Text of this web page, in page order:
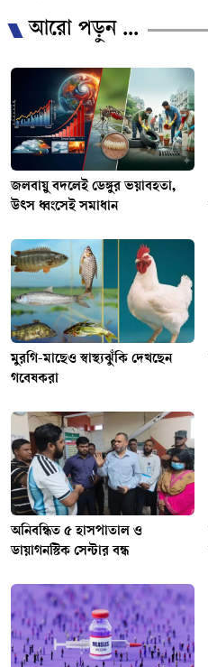
আরো পড়ুন ...
জলবায়ু বদলেই ডেঙ্গুর ভয়াবহতা,
উৎস ধ্বংসেই সমাধান
মুরগি-মাছেও স্বাস্থ্যঝুঁকি দেখছেন
গবেষকরা
অনিবন্ধিত ৫ হাসপাতাল ও
ডায়াগনস্টিক সেন্টার বন্ধ